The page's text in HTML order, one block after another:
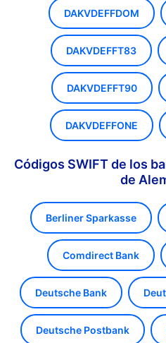
DAKVDEFFDOM
DAKVDEFFT83
DAKVDEFFT90
DAKVDEFFONE
Códigos SWIFT de los
de
Berliner Sparkasse
Comdirect Bank
Deutsche Bank
Deutsche Postbank